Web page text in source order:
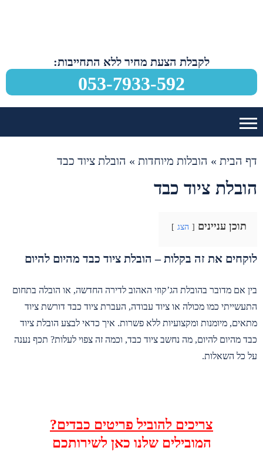
לקבלת הצעת מחיר ללא התחייבות:
053-7933-592
דף הבית » הובלות מיוחדות » הובלת ציוד כבד
הובלת ציוד כבד
תוכן עניינים הצג
לוקחים את זה בקלות – הובלת ציוד כבד מהיום להיום
בין אם מדובר בהובלת הג’קוזי האהוב לדירה החדשה, או הובלה בתחום
התעשייתי כמו מכולה או ציוד עבודה, העברת ציוד כבד דורשת ציוד
מתאים, מיומנות ומקצועיות ללא פשרות. איך כדאי לבצע הובלת ציוד
כבד מהיום להיום, מה נחשב ציוד כבד, וכמה זה צפוי לעלות? תכף נענה
על כל השאלות.
צריכים להוביל פריטים כבדים?
המובילים שלנו כאן לשירותכם